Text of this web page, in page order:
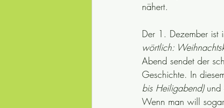
Schwedische Natur
typisch Schwedisch synonyme
nähert.
Der 1. Dezember ist
wörtlich:
Abend sendet der
Geschichte. In
bis Heiligabend) und
Wenn man will sogar